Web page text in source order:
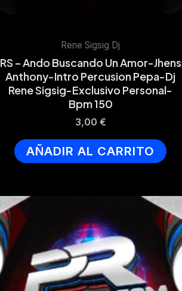
Rene Sigsig Dj
RS – Ando Buscando Un Amor-Jhens
Anthony-Intro Percusion Pepa-Dj
Rene Sigsig-Exclusivo Personal-
Bpm 150
3,00 €
AÑADIR AL CARRITO